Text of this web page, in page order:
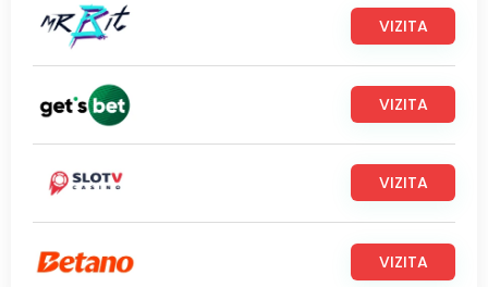
VIZITA
VIZITA
VIZITA
VIZITA